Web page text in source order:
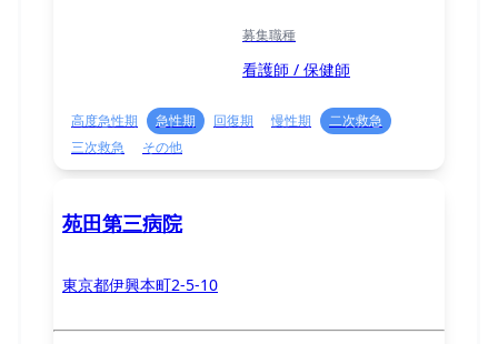
募集職種
看護師 / 保健師
高度急性期 急性期 回復期 慢性期
二次救急
三次救急
その他
苑田第三病院
東京都伊興本町2-5-10